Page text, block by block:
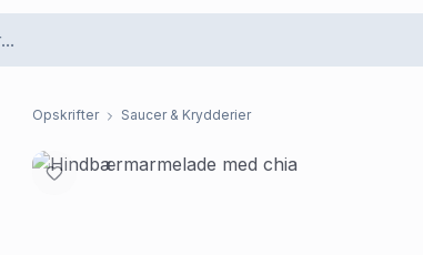
Opskrifter Saucer & Krydderier